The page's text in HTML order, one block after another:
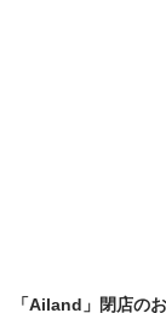
「Ailand」閉店の